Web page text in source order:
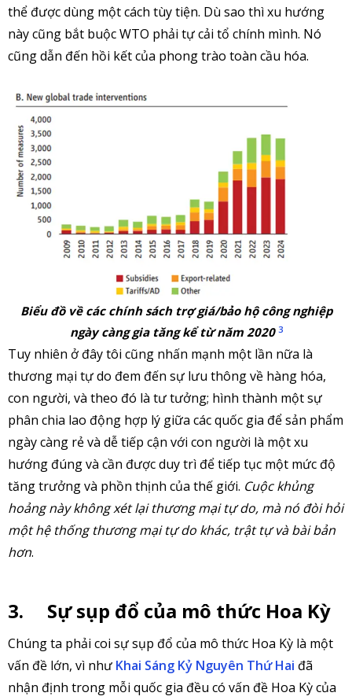
thể được dùng một cách tùy tiện. Dù sao thì xu hướng
này cũng bắt buộc WTO phải tự cải tổ chính mình. Nó
cũng dẫn đến hồi kết của phong trào toàn cầu hóa.
Biểu đồ về các chính sách trợ giá/bảo hộ công nghiệp
ngày càng gia tăng kể từ năm 2020 3
Tuy nhiên ở đây tôi cũng nhấn mạnh một lần nữa là
thương mại tự do đem đến sự lưu thông về hàng hóa,
con người, và theo đó là tư tưởng; hình thành một sự
phân chia lao động hợp lý giữa các quốc gia để sản phẩm
ngày càng rẻ và dễ tiếp cận với con người là một xu
hướng đúng và cần được duy trì để tiếp tục một mức độ
tăng trưởng và phồn thịnh của thế giới. Cuộc khủng
hoảng này không xét lại thương mại tự do, mà nó đòi hỏi
một hệ thống thương mại tự do khác, trật tự và bài bản
hơn.
3. Sự sụp đổ của mô thức Hoa Kỳ
Chúng ta phải coi sự sụp đổ của mô thức Hoa Kỳ là một
vấn đề lớn, vì như Khai Sáng Kỷ Nguyên Thứ Hai đã
nhận định trong mỗi quốc gia đều có vấn đề Hoa Kỳ của